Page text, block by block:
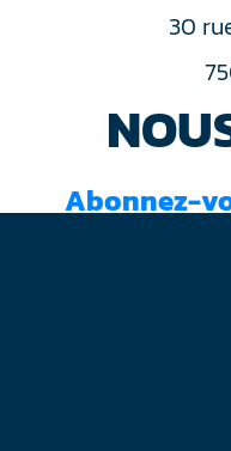
30
Abonnez-